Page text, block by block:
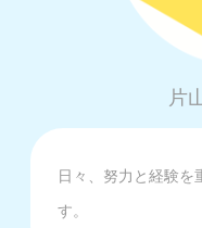
片
日々、努力と経験を
す。